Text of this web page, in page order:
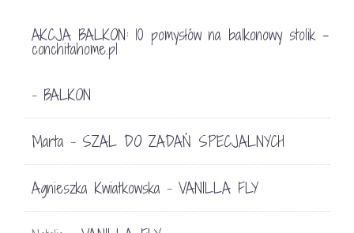
AKCJA BALKON: 10 pomysłów na balkonowy stolik -
conchitahome.pl
- BALKON
Marta - SZAL DO ZADAŃ SPECJALNYCH
Agnieszka Kwiatkowska - VANILLA FLY